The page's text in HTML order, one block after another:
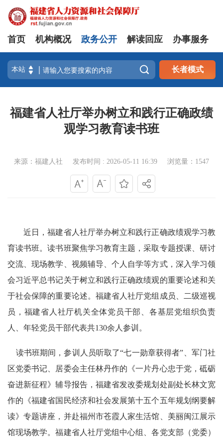
首页 机构概况 政务公开 解读回应 办事服务
 长者模式
福建省人社厅举办树立和践行正确政绩
观学习教育读书班
来源：福建人社 发布时间 : 2026-05-11 16:39 浏览量：1547
近日，福建省人社厅举办树立和践行正确政绩观学习教
育读书班。读书班聚焦学习教育主题，采取专题授课、研讨
交流、现场教学、视频辅导、个人自学等方式，深入学习领
会习近平总书记关于树立和践行正确政绩观的重要论述和关
于社会保障的重要论述。福建省人社厅党组成员、二级巡视
员，福建省人社厅机关全体党员干部、各基层党组织负责
人、年轻党员干部代表共130余人参训。
读书班期间，参训人员听取了“七一勋章获得者”、军门社
区党委书记、居委会主任林丹作的《一片丹心忠于党，砥砺
奋进新征程》辅导报告，福建省发改委规划处副处长林文宽
作的《福建省国民经济和社会发展第十五个五年规划纲要解
读》专题讲座，并赴福州市苍霞人家生活馆、美丽闽江展示
馆现场教学。福建省人社厅党组中心组、各党支部（党委）